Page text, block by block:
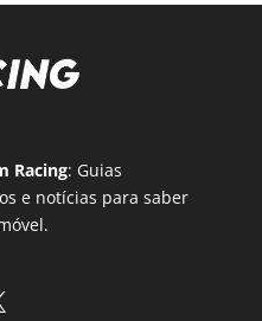
Racing: Guias
e notícias para saber